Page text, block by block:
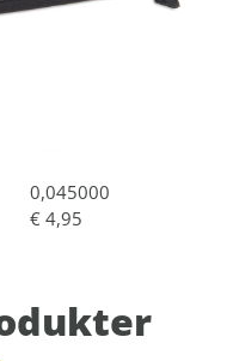
0,045000
€ 4,95